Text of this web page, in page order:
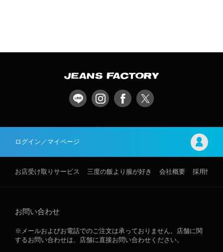
ログイン／マイページ
お店受け取りサービス 三度の飯より服が好き 会社概要 採用情報
お問い合わせ
※メールおよびお電話でのご注文は承っておりません。店舗に関
するお問い合わせは、店舗に直接お問い合わせください。